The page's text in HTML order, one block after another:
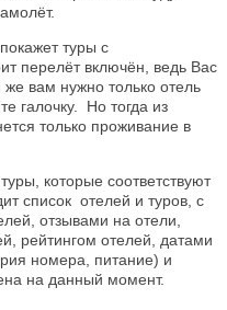
туры с
перелёт включён, ведь Вас
же вам нужно только отель
галочку. Но тогда из
только проживание в
которые соответствуют
список отелей и туров, с
отзывами на отели,
рейтингом отелей, датами
номера, питание) и
на данный момент.